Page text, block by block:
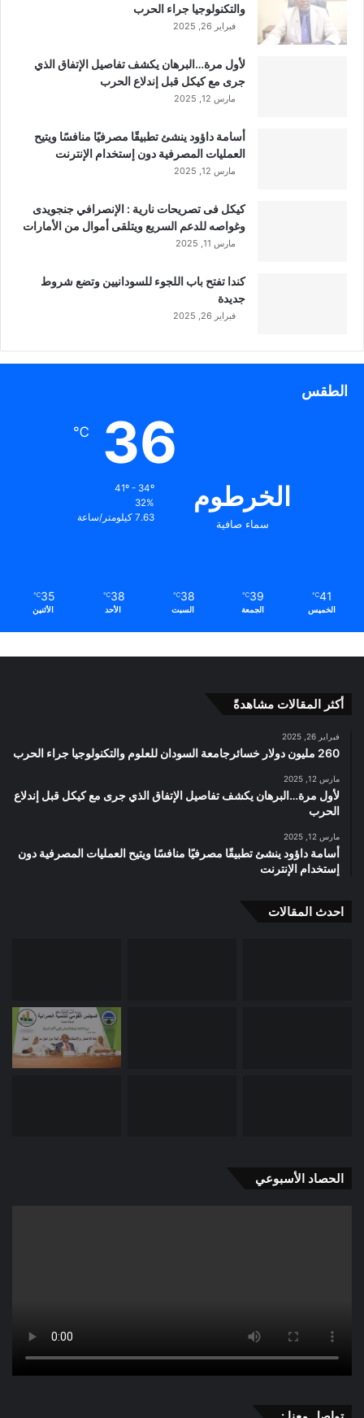
والتكنولوجيا جراء الحرب
فبراير 26, 2025
لأول مرة…البرهان يكشف تفاصيل الإتفاق الذي
جرى مع كيكل قبل إندلاع الحرب
مارس 12, 2025
أسامة داؤود ينشئ تطبيقًا مصرفيًا منافسًا ويتيح
العمليات المصرفية دون إستخدام الإنترنت
مارس 12, 2025
كيكل فى تصريحات نارية : الإنصرافي جنجويدى
وغواصه للدعم السريع ويتلقى أموال من الأمارات
مارس 11, 2025
كندا تفتح باب اللجوء للسودانيين وتضع شروط
جديدة
فبراير 26, 2025
الطقس
الخرطوم
سماء صافية
36
℃
32%
7.63 كيلومتر/ساعة
41
℃
الخميس
39
℃
الجمعة
38
℃
السبت
38
℃
الأحد
35
℃
الأثنين
أكثر المقالات مشاهدةً
فبراير 26, 2025
260 مليون دولار خسائرجامعة السودان للعلوم والتكنولوجيا جراء الحرب
مارس 12, 2025
لأول مرة…البرهان يكشف تفاصيل الإتفاق الذي جرى مع كيكل قبل إندلاع
الحرب
مارس 12, 2025
أسامة داؤود ينشئ تطبيقًا مصرفيًا منافسًا ويتيح العمليات المصرفية دون
إستخدام الإنترنت
احدث المقالات
الحصاد الأسبوعي